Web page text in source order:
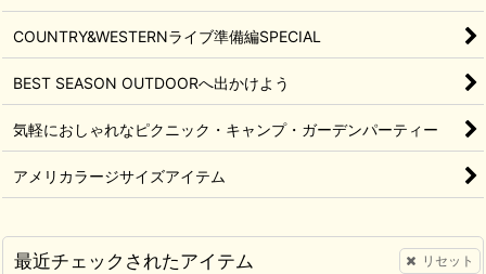
COUNTRY&WESTERNライブ準備編SPECIAL
BEST SEASON OUTDOORへ出かけよう
気軽におしゃれなピクニック・キャンプ・ガーデンパーティー
アメリカラージサイズアイテム
最近チェックされたアイテム リセット